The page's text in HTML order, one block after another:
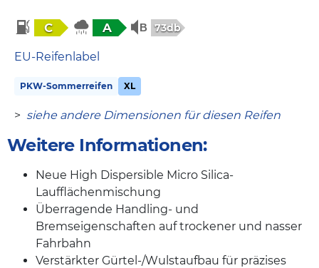
C A 73db
EU-Reifenlabel
PKW-Sommerreifen XL
> siehe andere Dimensionen für diesen Reifen
Weitere Informationen:
Neue High Dispersible Micro Silica-
Laufflächenmischung
Überragende Handling- und
Bremseigenschaften auf trockener und nasser
Fahrbahn
Verstärkter Gürtel-/Wulstaufbau für präzises